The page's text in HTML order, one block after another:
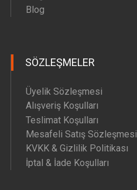
Blog
SÖZLEŞMELER
Üyelik Sözleşmesi
Alışveriş Koşulları
Teslimat Koşulları
Mesafeli Satış Sözleşmesi
KVKK & Gizlilik Politikası
İptal & İade Koşulları